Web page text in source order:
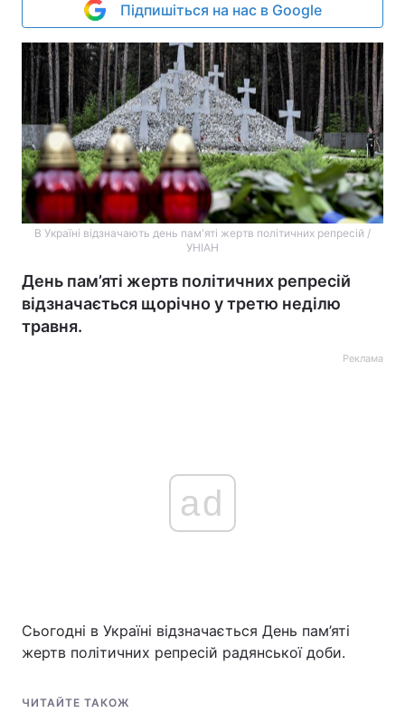
Підпишіться на нас в Google
В Україні відзначають день пам'яті жертв політичних репресій /
УНІАН
День пам’яті жертв політичних репресій
відзначається щорічно у третю неділю
травня.
Реклама
ad
Сьогодні в Україні відзначається День пам’яті
жертв політичних репресій радянської доби.
ЧИТАЙТЕ ТАКОЖ